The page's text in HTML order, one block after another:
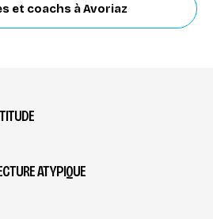
et coachs à Avoriaz
ATYPIQUE